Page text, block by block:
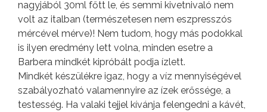
nagyjából 30ml főtt le, és semmi kivetnivaló nem
volt az italban (természetesen nem eszpresszós
mércével mérve)! Nem tudom, hogy más podokkal
is ilyen eredmény lett volna, minden esetre a
Barbera mindkét kipróbált podja ízlett.
Mindkét készülékre igaz, hogy a víz mennyiségével
szabályozható valamennyire az ízek erőssége, a
testesség. Ha valaki tejjel kívánja felengedni a kávét,